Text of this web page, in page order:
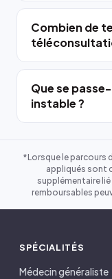
Combien de
Que se
instable ?
*Lorsque le parcours
appliqués sont
supplémentaire
remboursables
SPÉCIALITÉS
Médecin généraliste